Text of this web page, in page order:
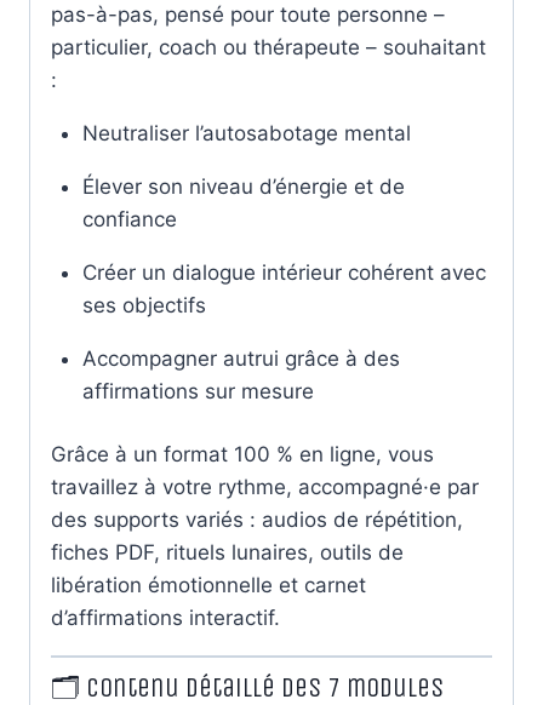
pas-à-pas, pensé pour toute personne –
particulier, coach ou thérapeute – souhaitant
:
Neutraliser l’autosabotage mental
Élever son niveau d’énergie et de
confiance
Créer un dialogue intérieur cohérent avec
ses objectifs
Accompagner autrui grâce à des
affirmations sur mesure
Grâce à un format 100 % en ligne, vous
travaillez à votre rythme, accompagné·e par
des supports variés : audios de répétition,
fiches PDF, rituels lunaires, outils de
libération émotionnelle et carnet
d’affirmations interactif.
🗂️ Contenu détaillé des 7 modules